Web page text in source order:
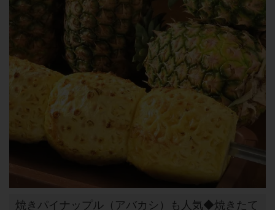
焼きパイナップル（アバカシ）も人気◆焼きたて